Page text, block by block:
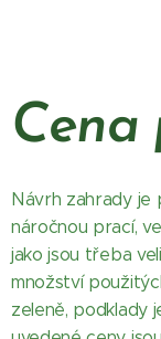
Cena
Návrh zahrady je
náročnou prací,
jako jsou třeba
množství
zeleně, podklady